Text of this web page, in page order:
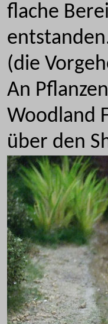
flache
(die
An
Woodland
über den